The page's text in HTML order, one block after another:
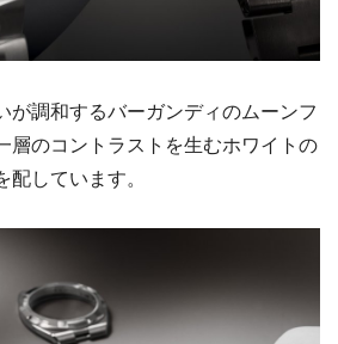
が調和するバーガンディのムーンフ
層のコントラストを生むホワイトの
しています。